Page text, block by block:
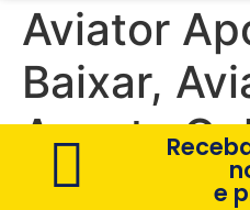
Aviator
Baixar,
Aposta
e